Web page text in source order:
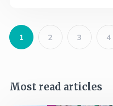
Pagination
Current
1
Page
2
Page
3 4
Most read articles